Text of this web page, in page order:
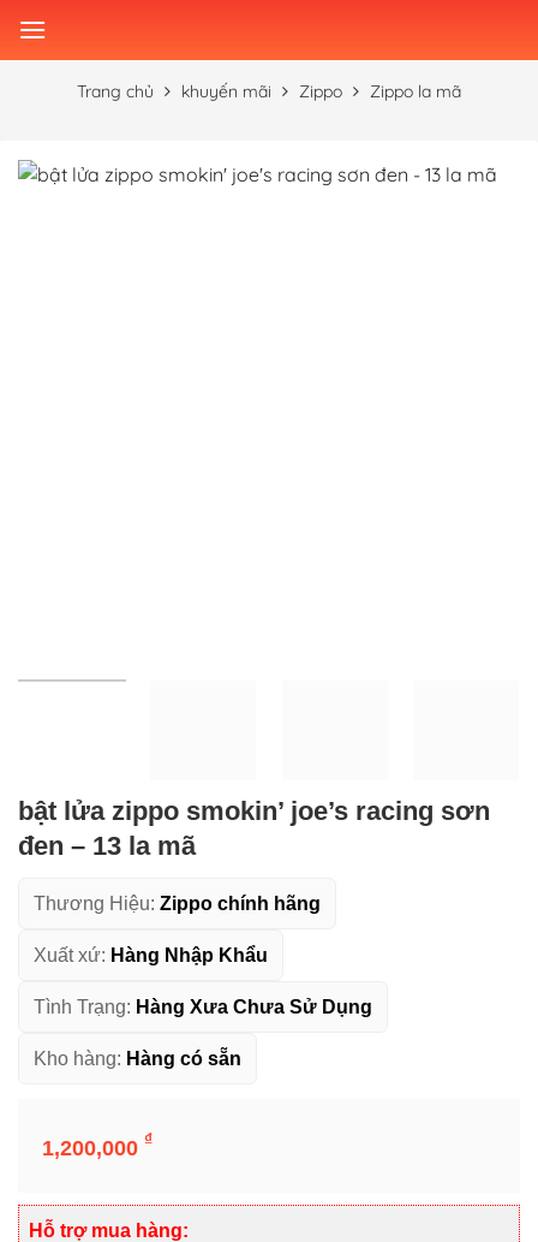
Trang chủ khuyến mãi Zippo Zippo la mã
bật lửa zippo smokin’ joe’s racing sơn
đen – 13 la mã
Thương Hiệu: Zippo chính hãng
Xuất xứ: Hàng Nhập Khẩu
Tình Trạng: Hàng Xưa Chưa Sử Dụng
Kho hàng: Hàng có sẵn
1,200,000 ₫
Hỗ trợ mua hàng:
Mua Ngay Sản Phẩm